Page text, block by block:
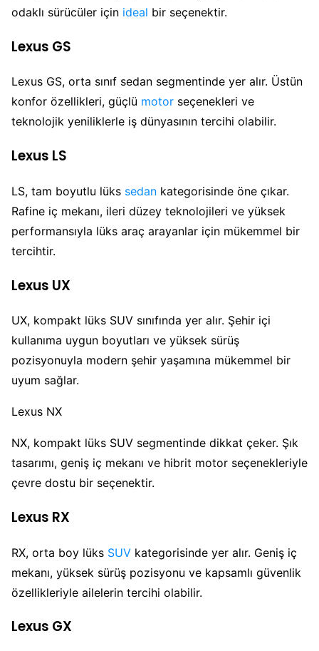
odaklı sürücüler için ideal bir seçenektir.
Lexus GS
Lexus GS, orta sınıf sedan segmentinde yer alır. Üstün
konfor özellikleri, güçlü motor seçenekleri ve
teknolojik yeniliklerle iş dünyasının tercihi olabilir.
Lexus LS
LS, tam boyutlu lüks sedan kategorisinde öne çıkar.
Rafine iç mekanı, ileri düzey teknolojileri ve yüksek
performansıyla lüks araç arayanlar için mükemmel bir
tercihtir.
Lexus UX
UX, kompakt lüks SUV sınıfında yer alır. Şehir içi
kullanıma uygun boyutları ve yüksek sürüş
pozisyonuyla modern şehir yaşamına mükemmel bir
uyum sağlar.
Lexus NX
NX, kompakt lüks SUV segmentinde dikkat çeker. Şık
tasarımı, geniş iç mekanı ve hibrit motor seçenekleriyle
çevre dostu bir seçenektir.
Lexus RX
RX, orta boy lüks SUV kategorisinde yer alır. Geniş iç
mekanı, yüksek sürüş pozisyonu ve kapsamlı güvenlik
özellikleriyle ailelerin tercihi olabilir.
Lexus GX